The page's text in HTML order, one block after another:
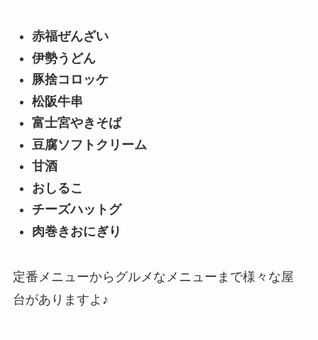
赤福ぜんざい
伊勢うどん
豚捨コロッケ
松阪牛串
富士宮やきそば
豆腐ソフトクリーム
甘酒
おしるこ
チーズハットグ
肉巻きおにぎり
定番メニューからグルメなメニューまで様々な屋
台がありますよ♪